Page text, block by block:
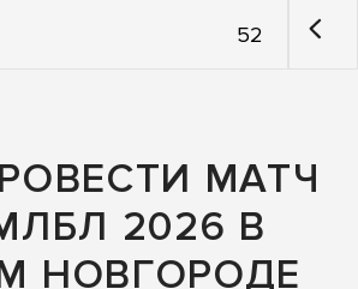
52
МАТЧ
2026 В
НОВГОРОДЕ